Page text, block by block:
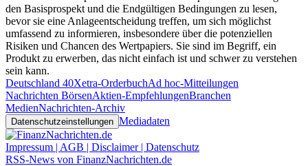
den Basisprospekt und die Endgültigen Bedingungen zu lesen,
bevor sie eine Anlageentscheidung treffen, um sich möglichst
umfassend zu informieren, insbesondere über die potenziellen
Risiken und Chancen des Wertpapiers. Sie sind im Begriff, ein
Produkt zu erwerben, das nicht einfach ist und schwer zu verstehen
sein kann.
Deutschland 40Xetra-OrderbuchAd hoc-Mitteilungen
Nachrichten BörsenAktien-EmpfehlungenBranchen
MedienNachrichten-Archiv
Datenschutzeinstellungen Mediadaten
Impressum | AGB | Disclaimer | Datenschutz
RSS-News von FinanzNachrichten.de